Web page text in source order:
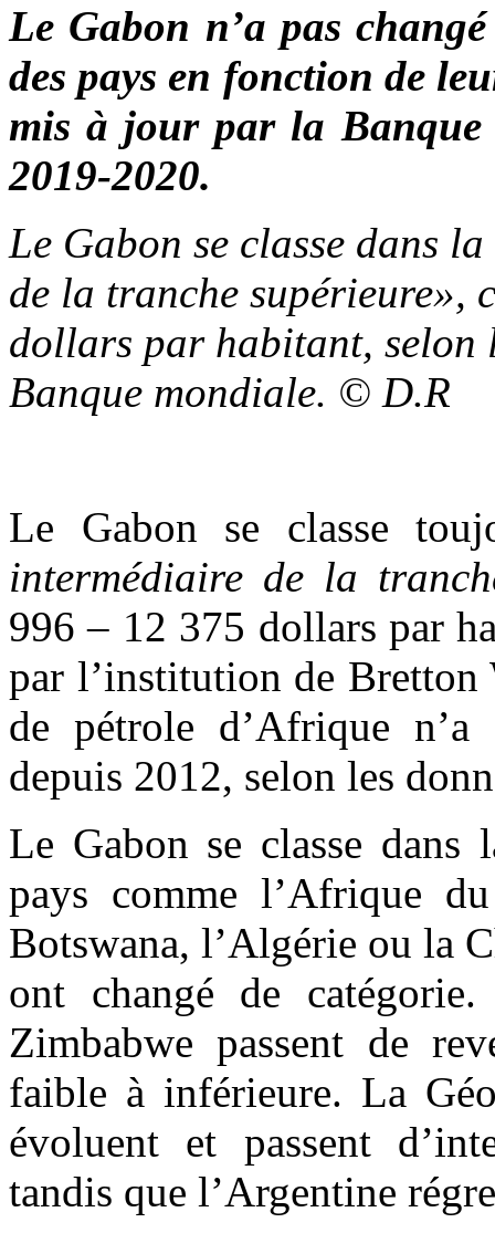
Le Gabon n’a pas
des pays en fonction de
mis à jour par la Banque
2019-2020.
Le Gabon se classe dans
de la tranche supérieure»,
dollars par habitant, selon
Banque mondiale. © D.R
Le Gabon se classe
intermédiaire de la
996 – 12 375 dollars par
par l’institution de Bretton
de pétrole d’Afrique n’a
depuis 2012, selon les
Le Gabon se classe dans
pays comme l’Afrique
Botswana, l’Algérie ou la
ont changé de
Zimbabwe passent de
faible à inférieure. La
évoluent et passent
tandis que l’Argentine